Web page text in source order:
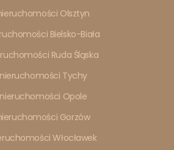
Olsztyn
Bielsko-Biała
Ruda Śląska
Tychy
Opole
Gorzów
Włocławek